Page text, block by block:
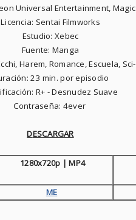
Universal Entertainment,
Licencia: Sentai Filmworks
Estudio: Xebec
Fuente: Manga
Harem, Romance, Escuela,
23 min. por episodio
R+ - Desnudez Suave
Contraseña: 4ever
DESCARGAR
1280x720p | MP4
ME